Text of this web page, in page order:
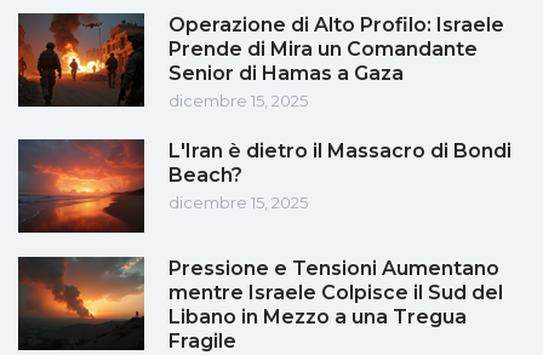
Operazione di Alto Profilo: Israele
Prende di Mira un Comandante
Senior di Hamas a Gaza
dicembre 15, 2025
L'Iran è dietro il Massacro di Bondi
Beach?
dicembre 15, 2025
Pressione e Tensioni Aumentano
mentre Israele Colpisce il Sud del
Libano in Mezzo a una Tregua
Fragile